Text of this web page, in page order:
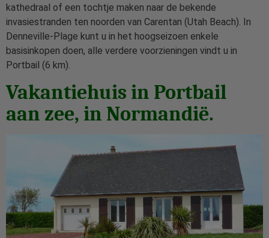
kathedraal of een tochtje maken naar de bekende
invasiestranden ten noorden van Carentan (Utah Beach). In
Denneville-Plage kunt u in het hoogseizoen enkele
basisinkopen doen, alle verdere voorzieningen vindt u in
Portbail (6 km).
Vakantiehuis in Portbail
aan zee, in Normandië.